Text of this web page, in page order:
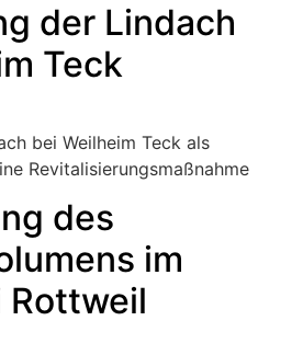
der Lindach
Teck
bei Weilheim Teck als
Revitalisierungsmaßnahme
des
im
Rottweil